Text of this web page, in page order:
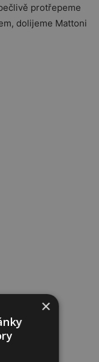
protřepeme
dolijeme Mattoni
×